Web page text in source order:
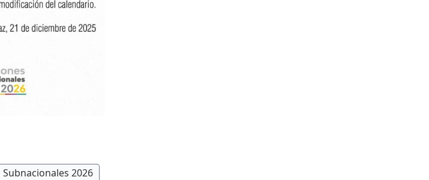
Subnacionales 2026